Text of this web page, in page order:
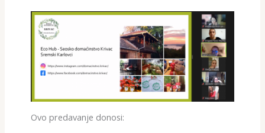
Ovo predavanje donosi: